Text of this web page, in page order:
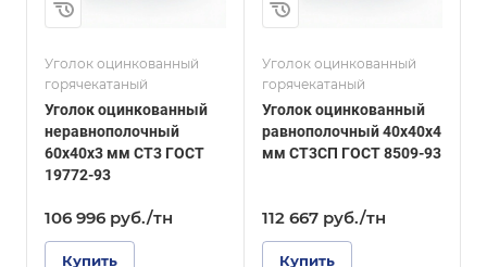
Уголок оцинкованный
горячекатаный
Уголок оцинкованный
неравнополочный
60х40х3 мм СТ3 ГОСТ
19772-93
106 996 руб./тн
Купить
ГОСТ, ТУ
ГОСТ 8509-93
Покрытие
Оцинкованное
Уголок оцинкованный
горячекатаный
Уголок оцинкованный
равнополочный 40х40х4
мм СТ3СП ГОСТ 8509-93
112 667 руб./тн
Купить
С245
ГОСТ, ТУ
ГОСТ 8510-86
Покрытие
Оцинкованное